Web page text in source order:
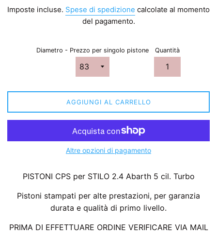
listino
Imposte incluse. Spese di spedizione calcolate al momento
del pagamento.
Diametro - Prezzo per singolo pistone Quantità
AGGIUNGI AL CARRELLO
Altre opzioni di pagamento
PISTONI CPS per STILO 2.4 Abarth 5 cil. Turbo
Pistoni stampati per alte prestazioni, per garanzia
durata e qualità di primo livello.
PRIMA DI EFFETTUARE ORDINE VERIFICARE VIA MAIL